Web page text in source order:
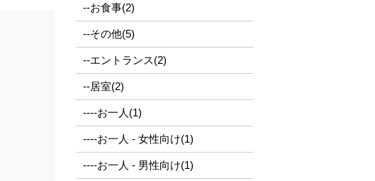
--お食事(2)
--その他(5)
--エントランス(2)
--居室(2)
----お一人(1)
----お一人 - 女性向け(1)
----お一人 - 男性向け(1)